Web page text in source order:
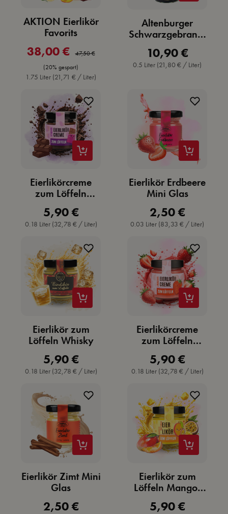
AKTION Eierlikör
Favorits
1.75 Liter (21,71 € / Liter)
Verkaufspreis:
38,00 € Regulärer Preis:
47,50 €
(20% gespart)
Altenburger
Schwarzgebrannt
500 ml
0.5 Liter (21,80 € / Liter)
Regulärer Preis:
10,90 €
Eierlikörcreme
zum Löffeln
0.18 Liter (32,78 € / Liter)
Regulärer Preis:
5,90 €
Eierlikör Erdbeere
Mini Glas
0.03 Liter (83,33 € / Liter)
Regulärer Preis:
2,50 €
Eierlikör zum
Löffeln Whisky
0.18 Liter (32,78 € / Liter)
Regulärer Preis:
5,90 €
Eierlikörcreme
zum Löffeln
0.18 Liter (32,78 € / Liter)
Regulärer Preis:
5,90 €
Eierlikör Zimt Mini
Glas
Regulärer Preis:
2,50 €
Eierlikör zum
Löffeln Mango-
Regulärer Preis:
5,90 €